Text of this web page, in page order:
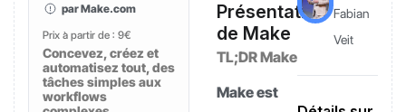
par Make.com
Prix à partir de : 9€
Concevez, créez et
automatisez tout, des
tâches simples aux
workflows
Présentation
de Make
TL;DR Make
Make est
Fabian
Veit